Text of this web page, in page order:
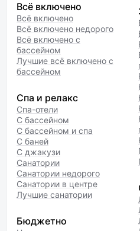
Всё включено
Всё включено
Всё включено недорого
Всё включено с
бассейном
Лучшие всё включено с
бассейном
Спа и релакс
Спа-отели
С бассейном
С бассейном и спа
С баней
С джакузи
Санатории
Санатории недорого
Санатории в центре
Лучшие санатории
Бюджетно